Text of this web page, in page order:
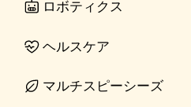
ロボティクス
ヘルスケア
マルチスピーシーズ